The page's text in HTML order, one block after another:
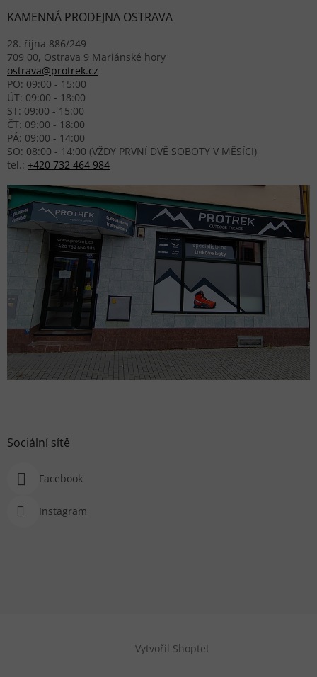
KAMENNÁ PRODEJNA OSTRAVA
28. října 886/249
709 00, Ostrava 9 Mariánské hory
ostrava@protrek.cz
PO: 09:00 - 15:00
ÚT: 09:00 - 18:00
ST: 09:00 - 15:00
ČT: 09:00 - 18:00
PÁ: 09:00 - 14:00
SO: 08:00 - 14:00 (VŽDY PRVNÍ DVĚ SOBOTY V MĚSÍCI)
tel.: +420 732 464 984
Sociální sítě
Facebook
Instagram
Vytvořil Shoptet